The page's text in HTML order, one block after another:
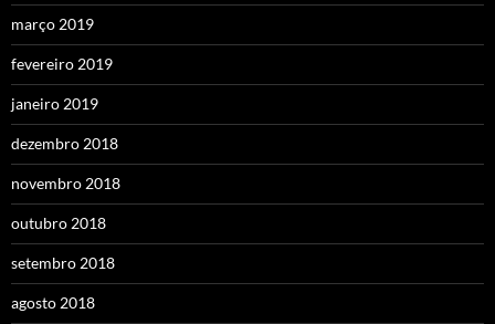
março 2019
fevereiro 2019
janeiro 2019
dezembro 2018
novembro 2018
outubro 2018
setembro 2018
agosto 2018